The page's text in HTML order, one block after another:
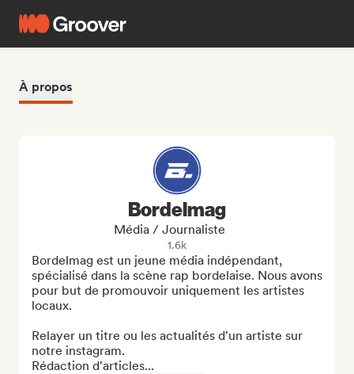
À propos
Bordelmag
Média / Journaliste
1.6k
Bordelmag est un jeune média indépendant,
spécialisé dans la scène rap bordelaise. Nous avons
pour but de promouvoir uniquement les artistes
locaux.
Relayer un titre ou les actualités d'un artiste sur
notre instagram.
Rédaction d'articles...